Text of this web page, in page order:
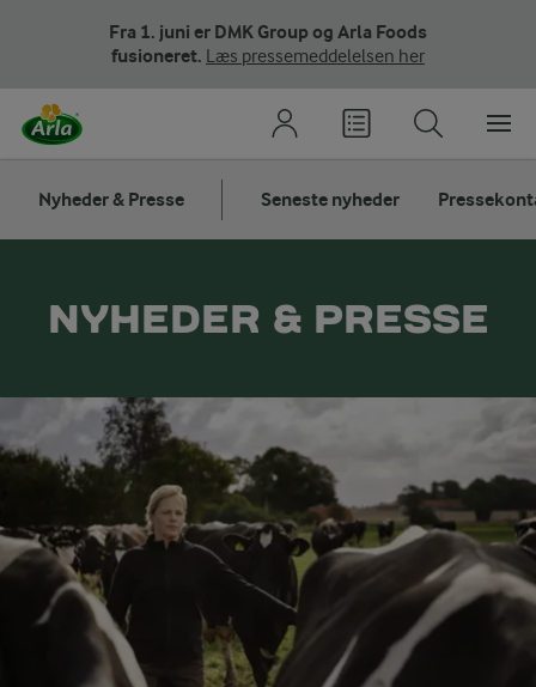
Fra 1. juni er DMK Group og Arla Foods
fusioneret. Læs pressemeddelelsen her
Nyheder & Presse Seneste nyheder
NYHEDER & PRESSE